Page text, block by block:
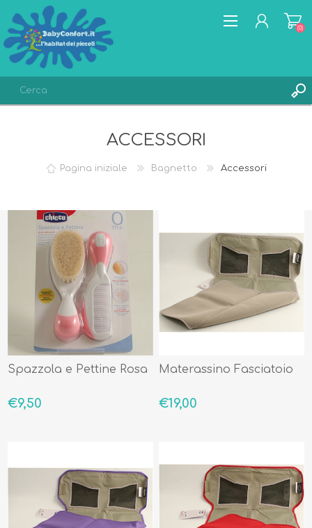
(0)
ACCESSORI
Pagina iniziale Bagnetto Accessori
Spazzola e Pettine Rosa
€9,50
Materassino Fasciatoio
€19,00